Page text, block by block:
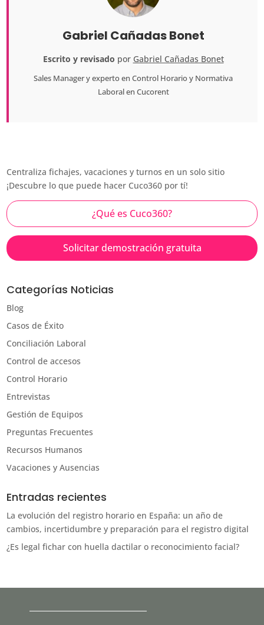
Gabriel Cañadas Bonet
Escrito y revisado por Gabriel Cañadas Bonet
Sales Managery experto en Control Horario y Normativa
Laboral en Cucorent
Centraliza fichajes, vacaciones y turnos en un solo sitio
¡Descubre lo que puede hacer Cuco360 por tí!
¿Qué es Cuco360?
Solicitar demostración gratuita
Categorías Noticias
Blog
Casos de Éxito
Conciliación Laboral
Control de accesos
Control Horario
Entrevistas
Gestión de Equipos
Preguntas Frecuentes
Recursos Humanos
Vacaciones y Ausencias
Entradas recientes
La evolución del registro horario en España: un año de
cambios, incertidumbre y preparación para el registro digital
¿Es legal fichar con huella dactilar o reconocimiento facial?